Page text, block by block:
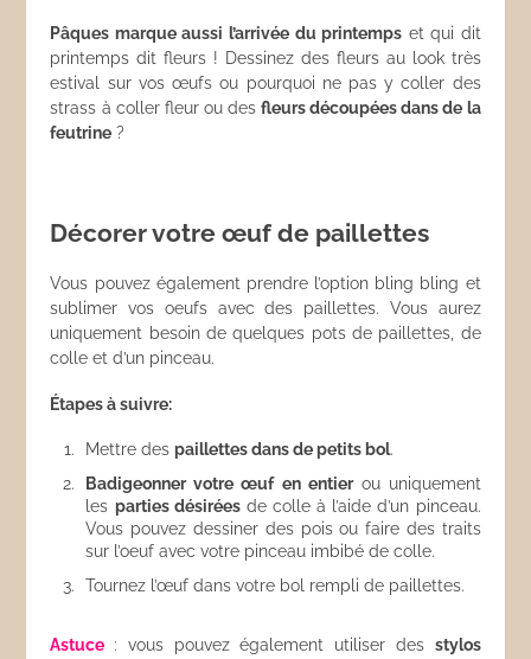
Pâques marque aussi l’arrivée du printemps et qui dit
printemps dit fleurs ! Dessinez des fleurs au look très
estival sur vos œufs ou pourquoi ne pas y coller des
strass à coller fleur ou desfleurs découpées dans de la
feutrine ?
Décorer votre œuf de paillettes
Vous pouvez également prendre l’option bling bling et
sublimer vos oeufs avec des paillettes. Vous aurez
uniquement besoin de quelques pots de paillettes, de
colle et d’un pinceau.
Étapes à suivre:
Mettre despaillettes dans de petits bol.
Badigeonner votre œuf en entierou uniquement
les parties désiréesde colle à l’aide d’un pinceau.
Vous pouvez dessiner des pois ou faire des traits
sur l’oeuf avec votre pinceau imbibé de colle.
Tournez l’œuf dans votre bol rempli de paillettes.
Astuce : vous pouvez également utiliser des stylos